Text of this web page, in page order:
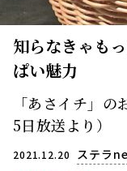
知らなきゃも
ぱい魅力
「あさイチ」
5日放送より）
2021.12.20 ステラ